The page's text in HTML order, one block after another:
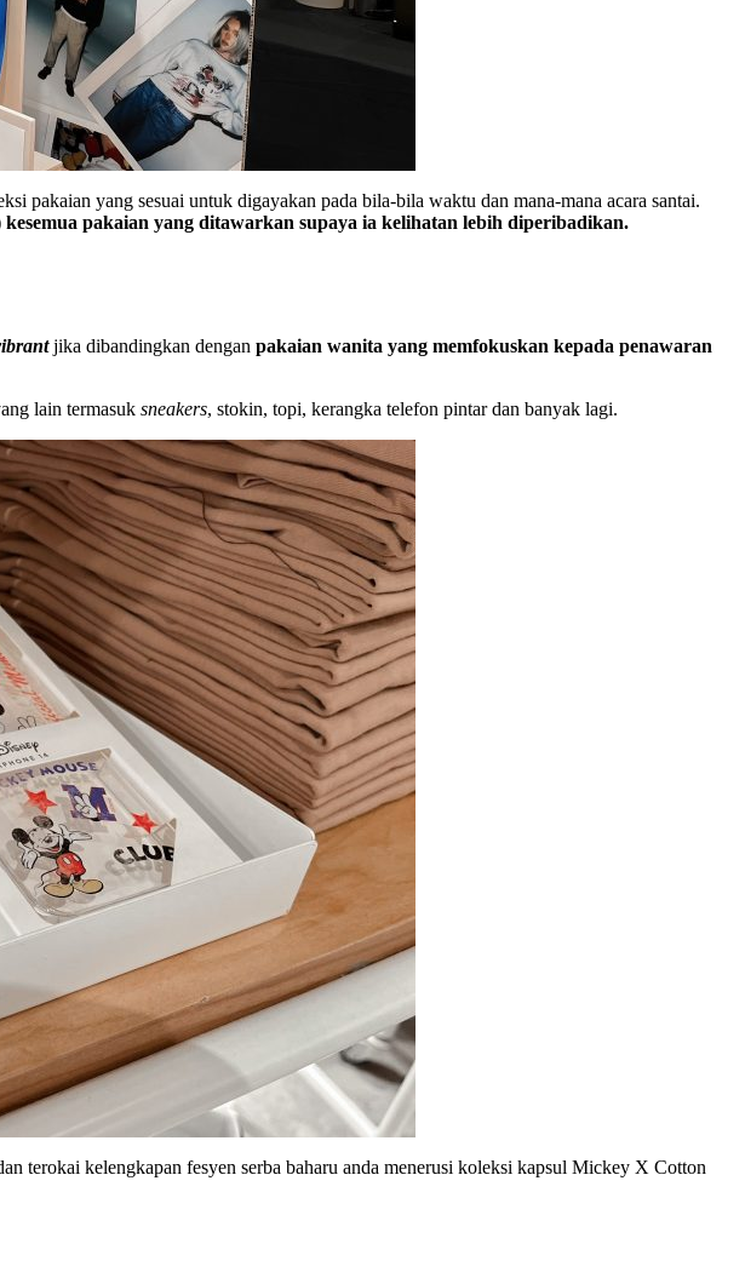
pakaian yang sesuai untuk digayakan pada bila-bila waktu dan mana-mana acara santai.
kesemua pakaian yang ditawarkan supaya ia kelihatan lebih diperibadikan.
jika dibandingkan dengan pakaian wanita yang memfokuskan kepada penawaran
lain termasuk sneakers, stokin, topi, kerangka telefon pintar dan banyak lagi.
terokai kelengkapan fesyen serba baharu anda menerusi koleksi kapsul Mickey X Cotton